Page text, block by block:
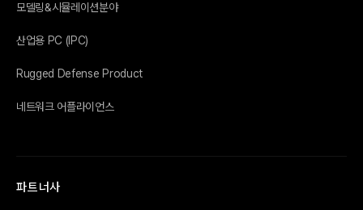
모델링&시뮬레이션분야
산업용 PC (IPC)
Rugged Defense Product
네트워크 어플라이언스
파트너사